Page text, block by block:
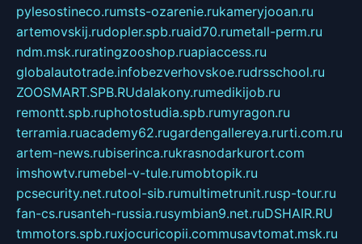
pylesostineco.rumsts-ozarenie.rukameryjooan.ru
artemovskij.rudopler.spb.ruaid70.rumetall-perm.ru
ndm.msk.ruratingzooshop.ruapiaccess.ru
globalautotrade.infobezverhovskoe.rudrsschool.ru
ZOOSMART.SPB.RUdalakony.rumedikijob.ru
remontt.spb.ruphotostudia.spb.rumyragon.ru
terramia.ruacademy62.rugardengallereya.rurti.com.ru
artem-news.rubiserinca.rukrasnodarkurort.com
imshowtv.rumebel-v-tule.rumobtopik.ru
pcsecurity.net.rutool-sib.rumultimetrunit.rusp-tour.ru
fan-cs.rusanteh-russia.rusymbian9.net.ruDSHAIR.RU
tmmotors.spb.ruxjocuricopii.commusavtomat.msk.ru